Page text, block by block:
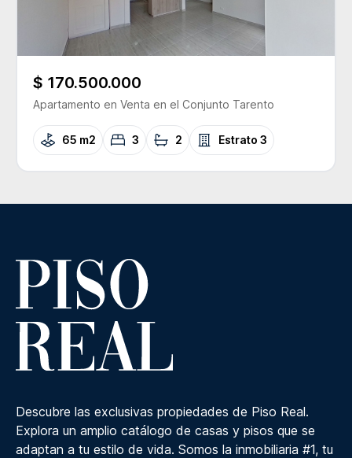
$ 170.500.000
Apartamento en Venta en el Conjunto Tarento
65 m2 3 2 Estrato 3
Descubre las exclusivas propiedades de Piso Real.
Explora un amplio catálogo de casas y pisos que se
adaptan a tu estilo de vida. Somos la inmobiliaria #1, tu